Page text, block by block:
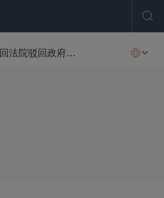
联邦巡回法院驳回政府对《贸易协定法》中对特定药品标准的解释